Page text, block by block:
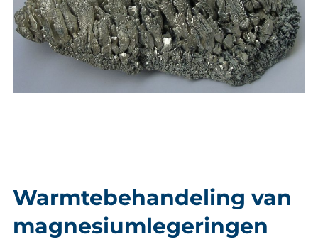
Warmtebehandeling van
magnesiumlegeringen